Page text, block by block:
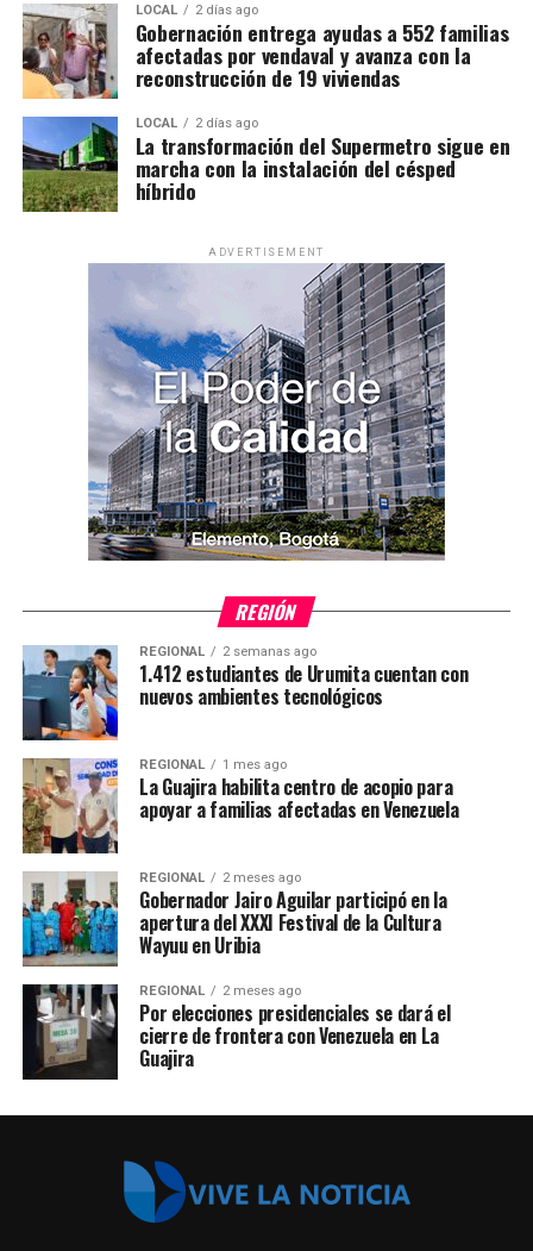
LOCAL 2 días ago
Gobernación entrega ayudas a 552 familias
afectadas por vendaval y avanza con la
reconstrucción de 19 viviendas
LOCAL 2 días ago
La transformación del Supermetro sigue en
marcha con la instalación del césped
híbrido
ADVERTISEMENT
REGIÓN
REGIONAL 2 semanas ago
1.412 estudiantes de Urumita cuentan con
nuevos ambientes tecnológicos
REGIONAL 1 mes ago
La Guajira habilita centro de acopio para
apoyar a familias afectadas en Venezuela
REGIONAL 2 meses ago
Gobernador Jairo Aguilar participó en la
apertura del XXXI Festival de la Cultura
Wayuu en Uribia
REGIONAL 2 meses ago
Por elecciones presidenciales se dará el
cierre de frontera con Venezuela en La
Guajira